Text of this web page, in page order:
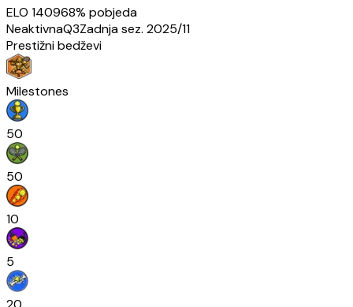
ELO 140968% pobjeda
NeaktivnaQ3Zadnja sez. 2025/11
Prestižni bedževi
Milestones
50
50
10
5